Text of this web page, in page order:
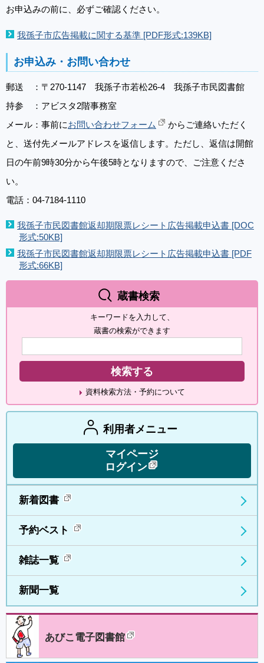
蔵書検索
キーワードを入力して、
蔵書の検索ができます
資料検索方法・予約について
利用者メニュー
マイページ
ログイン
新着図書
予約ベスト
雑誌一覧
新聞一覧
あびこ電子図書館
お申込みの前に、必ずご確認ください。
我孫子市広告掲載に関する基準 [PDF形式:139KB]
お申込み・お問い合わせ
郵送 ：〒270-1147 我孫子市若松26-4 我孫子市民図書館
持参 ：アビスタ2階事務室
メール：事前にお問い合わせフォーム
からご連絡いただく
と、送付先メールアドレスを返信します。ただし、返信は開館
日の午前9時30分から午後5時となりますので、ご注意くださ
い。
電話：04-7184-1110
我孫子市民図書館返却期限票レシート広告掲載申込書 [DOC
形式:50KB]
我孫子市民図書館返却期限票レシート広告掲載申込書 [PDF
形式:66KB]